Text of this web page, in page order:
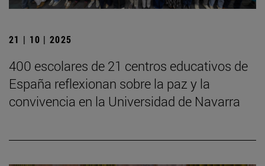
21 | 10 | 2025
400 escolares de 21 centros educativos de
España reflexionan sobre la paz y la
convivencia en la Universidad de Navarra